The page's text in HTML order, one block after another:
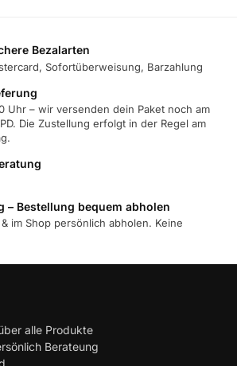
Bezalarten
Sofortüberweisung, Barzahlung
Uhr – wir versenden dein Paket noch am
Die Zustellung erfolgt in der Regel am
– Bestellung bequem abholen
im Shop persönlich abholen. Keine
alle Produkte
Berateung